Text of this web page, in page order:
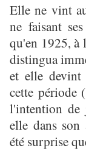
Elle ne vint
ne faisant
qu'en 1925, à
distingua
et elle devint
cette période
l'intention de
elle dans
été surprise